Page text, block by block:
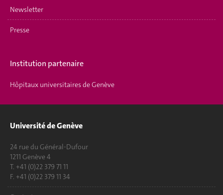
Newsletter
Presse
Institution partenaire
Hôpitaux universitaires de Genève
Université de Genève
24 rue du Général-Dufour
1211 Genève 4
T. +41 (0)22 379 71 11
F. +41 (0)22 379 11 34